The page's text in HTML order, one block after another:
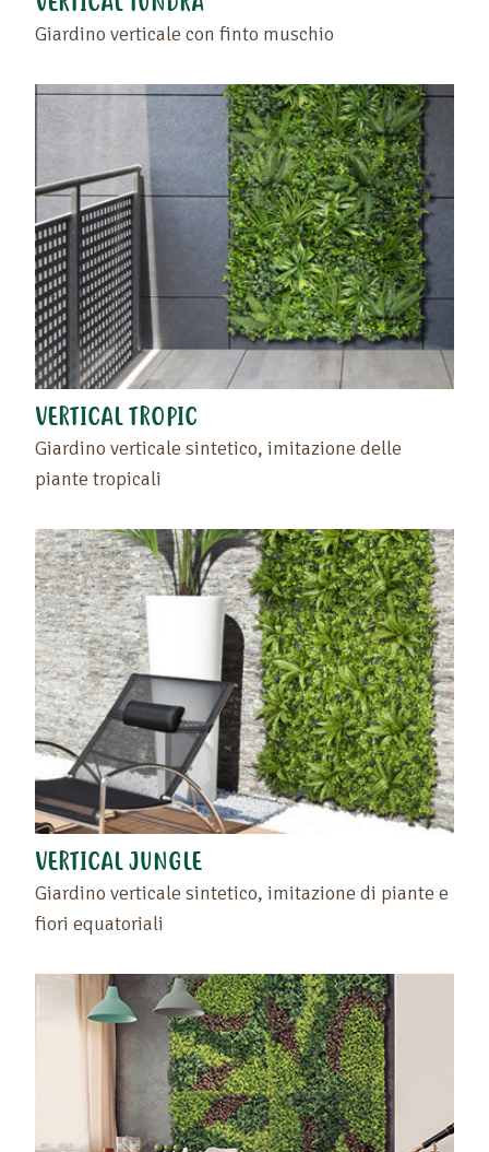
Giardino verticale con finto muschio
VERTICAL TROPIC
Giardino verticale sintetico, imitazione delle
piante tropicali
VERTICAL JUNGLE
Giardino verticale sintetico, imitazione di piante e
fiori equatoriali